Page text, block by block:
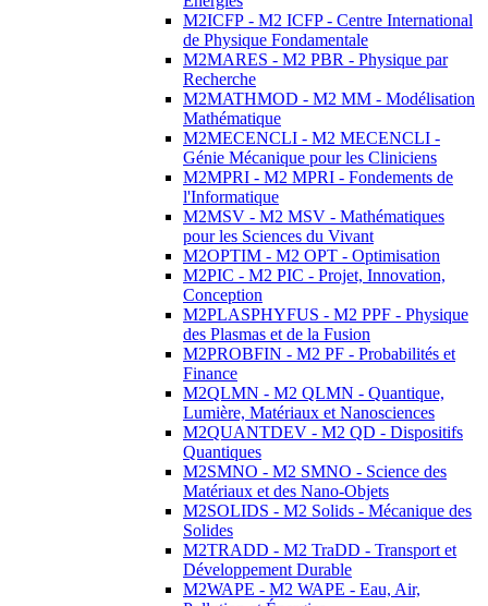
M2ICFP - M2 ICFP - Centre International
de Physique Fondamentale
M2MARES - M2 PBR - Physique par
Recherche
M2MATHMOD - M2 MM - Modélisation
Mathématique
M2MECENCLI - M2 MECENCLI -
Génie Mécanique pour les Cliniciens
M2MPRI - M2 MPRI - Fondements de
l'Informatique
M2MSV - M2 MSV - Mathématiques
pour les Sciences du Vivant
M2OPTIM - M2 OPT - Optimisation
M2PIC - M2 PIC - Projet, Innovation,
Conception
M2PLASPHYFUS - M2 PPF - Physique
des Plasmas et de la Fusion
M2PROBFIN - M2 PF - Probabilités et
Finance
M2QLMN - M2 QLMN - Quantique,
Lumière, Matériaux et Nanosciences
M2QUANTDEV - M2 QD - Dispositifs
Quantiques
M2SMNO - M2 SMNO - Science des
Matériaux et des Nano-Objets
M2SOLIDS - M2 Solids - Mécanique des
Solides
M2TRADD - M2 TraDD - Transport et
Développement Durable
M2WAPE - M2 WAPE - Eau, Air,